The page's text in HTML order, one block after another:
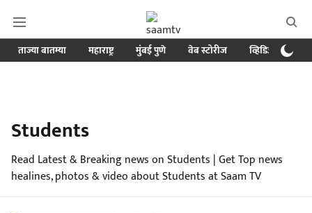
ताज्या बातम्या महाराष्ट्र मुंबई पुणे वेब स्टोरीज व्हिडिओ
Students
Read Latest & Breaking news on Students | Get Top news
healines, photos & video about Students at Saam TV